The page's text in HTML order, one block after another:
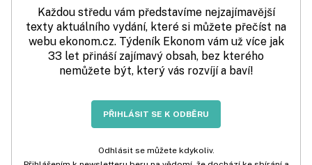
Každou středu vám představíme nejzajímavější
texty aktuálního vydání, které si můžete přečíst na
webu ekonom.cz. Týdeník Ekonom vám už více jak
33 let přináší zajímavý obsah, bez kterého
nemůžete být, který vás rozvíjí a baví!
PŘIHLÁSIT SE K ODBĚRU
Odhlásit se můžete kdykoliv.